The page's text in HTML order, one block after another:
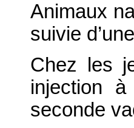
Animaux
suivie
Chez les
injection
seconde